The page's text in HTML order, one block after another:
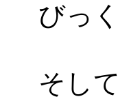
びっ
そし